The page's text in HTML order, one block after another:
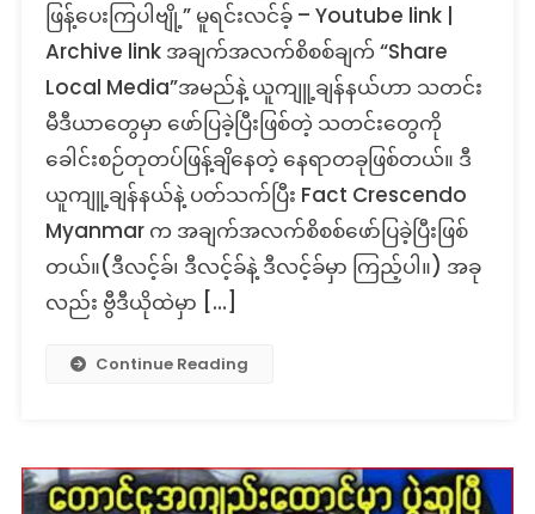
ဖြန့်ပေးကြပါဗျို့” မူရင်းလင်ခ့် – Youtube link |
Archive link အချက်အလက်စိစစ်ချက် “Share
Local Media”အမည်နဲ့ ယူကျူ့ချန်နယ်ဟာ သတင်း
မီဒီယာတွေမှာ ဖော်ပြခဲ့ပြီးဖြစ်တဲ့ သတင်းတွေကို
ခေါင်းစဉ်တုတပ်ဖြန့်ချိနေတဲ့ နေရာတခုဖြစ်တယ်။ ဒီ
ယူကျူ့ချန်နယ်နဲ့ ပတ်သက်ပြီး Fact Crescendo
Myanmar က အချက်အလက်စိစစ်ဖော်ပြခဲ့ပြီးဖြစ်
တယ်။(ဒီလင့်ခ်၊ ဒီလင့်ခ်နဲ့ ဒီလင့်ခ်မှာ ကြည့်ပါ။) အခု
လည်း ဗွီဒီယိုထဲမှာ […]
Continue Reading